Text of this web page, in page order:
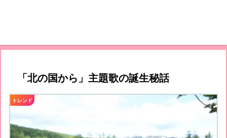
「北の国から」主題歌の誕生秘話
トレンド